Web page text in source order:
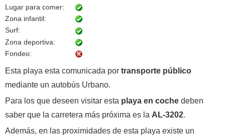
Lugar para comer:
Zona infantil:
Surf:
Zona deportiva:
Fondeo:
Esta playa esta comunicada por transporte público
mediante un autobús Urbano.
Para los que deseen visitar esta playa en coche deben
saber que la carretera más próxima es la AL-3202.
Además, en las proximidades de esta playa existe un